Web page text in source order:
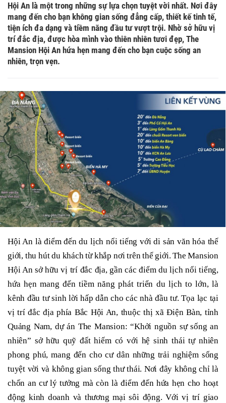
Hội An là một trong những sự lựa chọn tuyệt vời nhất. Nơi đây
mang đến cho bạn không gian sống đẳng cấp, thiết kế tinh tế,
tiện ích đa dạng và tiềm năng đầu tư vượt trội. Nhờ sở hữu vị
trí đắc địa, được hòa mình vào thiên nhiên tươi đẹp, The
Mansion Hội An hứa hẹn mang đến cho bạn cuộc sống an
nhiên, trọn vẹn.
Hội An là điểm đến du lịch nổi tiếng với di sản văn hóa thế
giới, thu hút du khách từ khắp nơi trên thế giới. The Mansion
Hội An sở hữu vị trí đắc địa, gần các điểm du lịch nổi tiếng,
hứa hẹn mang đến tiềm năng phát triển du lịch to lớn, là
kênh đầu tư sinh lời hấp dẫn cho các nhà đầu tư. Tọa lạc tại
vị trí đắc địa phía Bắc Hội An, thuộc thị xã Điện Bàn, tỉnh
Quảng Nam, dự án The Mansion: “Khởi nguồn sự sống an
nhiên” sở hữu quỹ đất hiếm có với hệ sinh thái tự nhiên
phong phú, mang đến cho cư dân những trải nghiệm sống
tuyệt vời và không gian sống thư thái. Nơi đây không chỉ là
chốn an cư lý tưởng mà còn là điểm đến hứa hẹn cho hoạt
động kinh doanh và thương mại sôi động. Với vị trí giao